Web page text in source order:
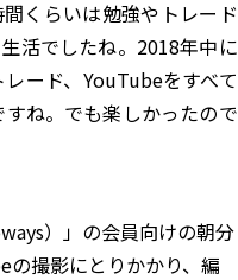
くらいは勉強やトレード
活でしたね。2018年中に
ード、YouTubeをすべて
ね。でも楽しかったので
）」の会員向けの朝分
の撮影にとりかかり、編